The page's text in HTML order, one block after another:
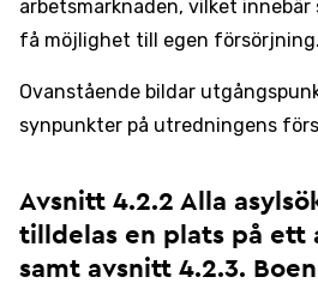
arbetsmarknaden, vilket
få möjlighet till egen försörjning.
Ovanstående bildar
synpunkter på utredningens
Avsnitt 4.2.2 Alla
tilldelas en plats på ett
samt avsnitt 4.2.3.